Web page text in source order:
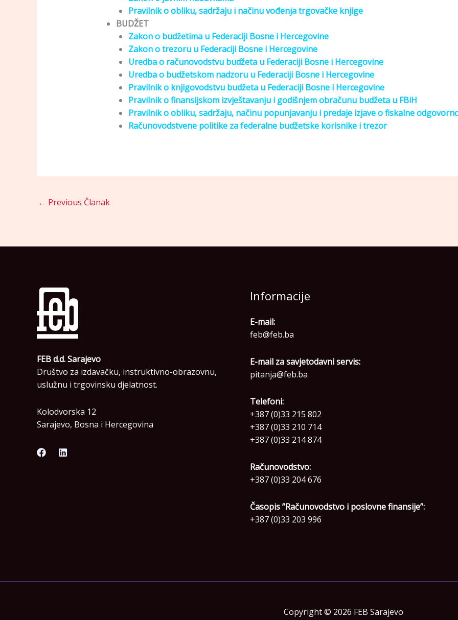
Pravilnik o obliku, sadržaju i načinu vođenja trgovačke knjige
BUDŽET
Zakon o budžetima u Federaciji Bosne i Hercegovine
Zakon o trezoru u Federaciji Bosne i Hercegovine
Uredba o računovodstvu budžeta u Federaciji Bosne i Hercegovine
Uredba o budžetskom nadzoru u Federaciji Bosne i Hercegovine
Pravilnik o knjigovodstvu budžeta u Federaciji Bosne i Hercegovine
Pravilnik o finansijskom izvještavanju i godišnjem obračunu budžeta u FBiH
Pravilnik o obliku, sadržaju, načinu popunjavanju i predaje izjave o fiskalne
Računovodstvene politike za federalne budžetske korisnike i trezor
← Previous Članak
FEB d.d. Sarajevo
Društvo za izdavačku, instruktivno-obrazovnu,
uslužnu i trgovinsku djelatnost.
Kolodvorska 12
Sarajevo, Bosna i Hercegovina
Informacije
E-mail:
feb@feb.ba
E-mail za savjetodavni servis:
pitanja@feb.ba
Telefoni:
+387 (0)33 215 802
+387 (0)33 210 714
+387 (0)33 214 874
Računovodstvo:
+387 (0)33 204 676
Časopis ”Računovodstvo i poslovne finansije”:
+387 (0)33 203 996
Copyright © 2026 FEB Sarajevo